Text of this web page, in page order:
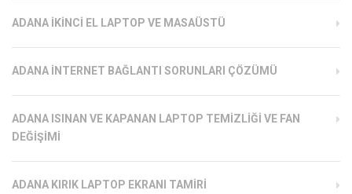
ADANA İKINCI EL LAPTOP VE MASAÜSTÜ
ADANA İNTERNET BAĞLANTI SORUNLARI ÇÖZÜMÜ
ADANA ISINAN VE KAPANAN LAPTOP TEMIZLIĞI VE FAN
DEĞIŞIMI
ADANA KIRIK LAPTOP EKRANI TAMIRI